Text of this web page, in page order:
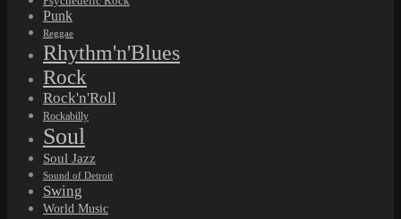
Black Point Commercial – hudba mimo
hlavní proudy
Eddie Henderson, hudba pro mě byla
vždy tím nejdůležitějším
Naposledy aktualizováno: 2.6.2019
DeníkFinancial Times